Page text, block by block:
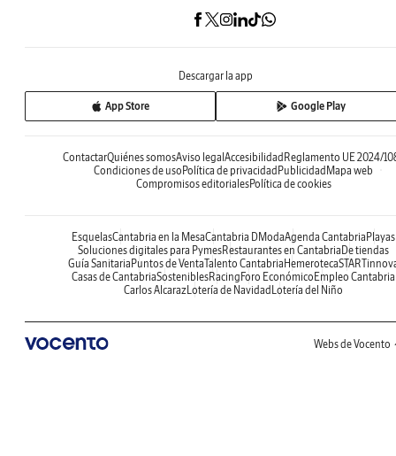
Descargar la app
App Store Google Play
ContactarQuiénes somosAviso legalAccesibilidadReglamento UE 2024/
Condiciones de usoPolítica de privacidadPublicidadMapa web
Compromisos editorialesPolítica de cookies
EsquelasCantabria en la MesaCantabria DModaAgenda CantabriaPlayas
Soluciones digitales para PymesRestaurantes en CantabriaDe tiendas
Guía SanitariaPuntos de VentaTalento CantabriaHemeroteca
Casas de CantabriaSosteniblesRacingForo EconómicoEmpleo Cantabria
Carlos AlcarazLotería de NavidadLotería del Niño
Webs de Vocento